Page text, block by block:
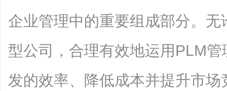
企业管理中的重要组成部分。
型公司，合理有效地运用PLM
发的效率、降低成本并提升市